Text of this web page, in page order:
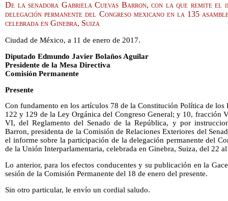
De la senadora Gabriela Cuevas Barron, con la que remite el
delegación permanente del Congreso mexicano en la 135
celebrada en Ginebra, Suiza
Ciudad de México, a 11 de enero de 2017.
Diputado Edmundo Javier Bolaños Aguilar
Presidente de la Mesa Directiva
Comisión Permanente
Presente
Con fundamento en los artículos 78 de la Constitución Política de los
122 y 129 de la Ley Orgánica del Congreso General; y 10,
VI, del Reglamento del Senado de la República, y por
Barron, presidenta de la Comisión de Relaciones Exteriores del
el informe sobre la participación de la delegación permanente del
de la Unión Interparlamentaria, celebrada en Ginebra, Suiza, del 22
Lo anterior, para los efectos conducentes y su publicación en la
sesión de la Comisión Permanente del 18 de enero del presente.
Sin otro particular, le envío un cordial saludo.